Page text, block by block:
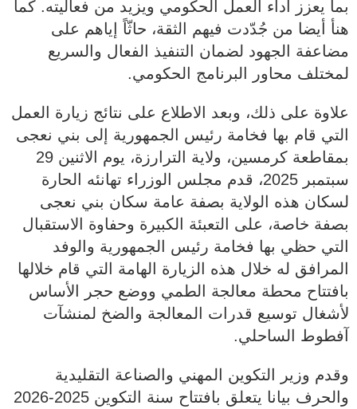
بما يعزز أداء العمل الحكومي ويزيد من فعاليته. كما
هنأ أيضا من جُدّدت فيهم الثقة، حاثّاً إياهم على
مضاعفة الجهود لضمان التنفيذ الفعال والسريع
لمختلف محاور البرنامج الحكومي.
علاوة على ذلك، وبعد الاطلاع على نتائج زيارة العمل
التي قام بها فخامة رئيس الجمهورية إلى بني نعجى
بمقاطعة كرمسين، ولاية الترارزة، يوم الاثنين 29
سبتمبر 2025، قدم مجلس الوزراء تهانئه الحارة
لسكان هذه الولاية بصفة عامة سكان بني نعجى
بصفة خاصة، على التعبئة الكبيرة وحفاوة الاستقبال
التي حظي بها فخامة رئيس الجمهورية والوفد
المرافق له خلال هذه الزيارة الهامة التي قام خلالها
بافتتاح محطة معالجة الطمي ووضع حجر الأساس
لأشغال توسيع قدرات المعالجة والضخ لمنشآت
آفطوط الساحلي.
وقدم وزير التكوين المهني والصناعة التقليدية
والحرف بيانا يتعلق بافتتاح سنة التكوين 2025-2026